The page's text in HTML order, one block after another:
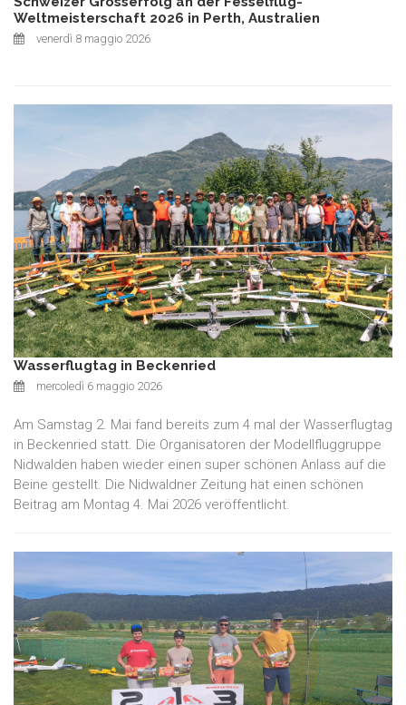
Weltmeisterschaft 2026 in Perth, Australien
venerdì 8 maggio 2026
Wasserflugtag in Beckenried
mercoledì 6 maggio 2026
Am Samstag 2. Mai fand bereits zum 4 mal der Wasserflugtag
in Beckenried statt. Die Organisatoren der Modellfluggruppe
Nidwalden haben wieder einen super schönen Anlass auf die
Beine gestellt. Die Nidwaldner Zeitung hat einen schönen
Beitrag am Montag 4. Mai 2026 veröffentlicht.